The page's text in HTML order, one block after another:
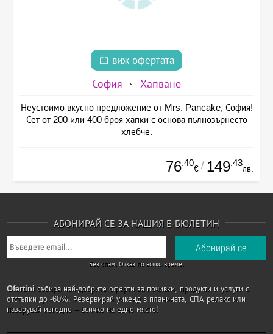
виж офертата
София Хапване
Неустоимо вкусно предложение от Mrs. Pancake, София!
Сет от 200 или 400 броя хапки с основа пълнозърнесто
хлебче.
76.40
€ / 149.43
лв.
АБОНИРАЙ СЕ ЗА НАШИЯ Е-БЮЛЕТИН
Без спам. Отказ по всяко време.
Ofertini събира най-добрите оферти за почивки, продукти и услуги с
отстъпки до -60%. Резервирай уикенд в планината, СПА релакс или
пазарувай изгодно – всичко на едно място!